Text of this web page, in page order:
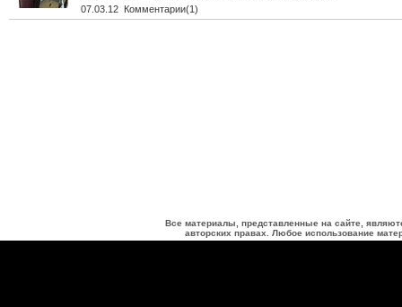
07.03.12 Комментарии(1)
Все материалы, представленные на сайте,
авторских правах. Любое использование